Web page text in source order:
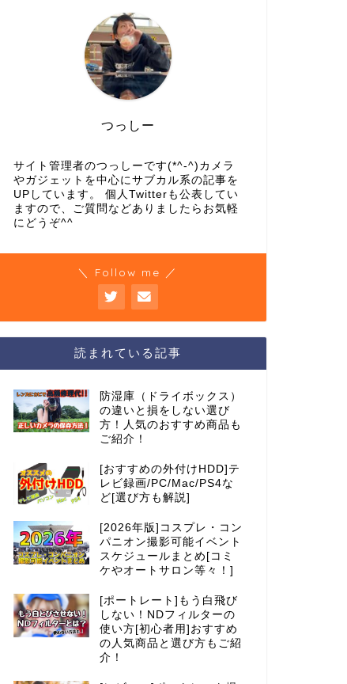
つっしー
サイト管理者のつっしーです(*^-^)カメラ
やガジェットを中心にサブカル系の記事を
UPしています。 個人Twitterも公表してい
ますので、ご質問などありましたらお気軽
にどうぞ^^
＼ Follow me ／
読まれている記事
防湿庫（ドライボックス）
の違いと損をしない選び
方！人気のおすすめ商品も
ご紹介！
[おすすめの外付けHDD]テ
レビ録画/PC/Mac/PS4な
ど[選び方も解説]
[2026年版]コスプレ・コン
パニオン撮影可能イベント
スケジュールまとめ[コミ
ケやオートサロン等々！]
[ポートレート]もう白飛び
しない！NDフィルターの
使い方[初心者用]おすすめ
の人気商品と選び方もご紹
介！